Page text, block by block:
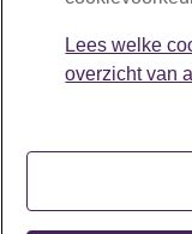
Lees welke
overzicht van